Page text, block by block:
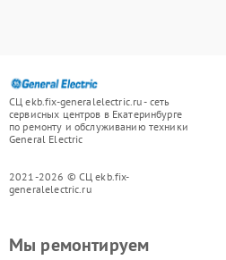
СЦ ekb.fix-generalelectric.ru - сеть
сервисных центров в Екатеринбурге
по ремонту и обслуживанию техники
General Electric
2021-2026 © СЦ ekb.fix-
generalelectric.ru
Мы ремонтируем